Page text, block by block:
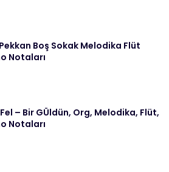
Boş Sokak Melodika Flüt
Notaları
– Bir GÜldün, Org, Melodika, Flüt,
Notaları